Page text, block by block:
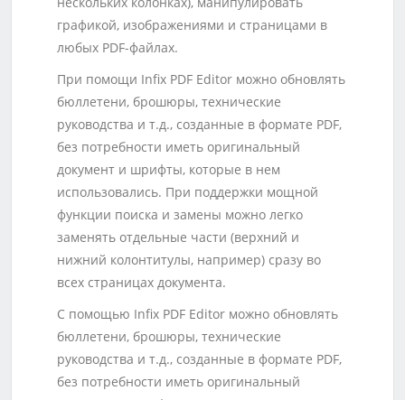
графикой, изображениями и страницами в
любых PDF-файлах.
При помощи Infix PDF Editor можно обновлять
бюллетени, брошюры, технические
руководства и т.д., созданные в формате PDF,
без потребности иметь оригинальный
документ и шрифты, которые в нем
использовались. При поддержки мощной
функции поиска и замены можно легко
заменять отдельные части (верхний и
нижний колонтитулы, например) сразу во
всех страницах документа.
С помощью Infix PDF Editor можно обновлять
бюллетени, брошюры, технические
руководства и т.д., созданные в формате PDF,
без потребности иметь оригинальный